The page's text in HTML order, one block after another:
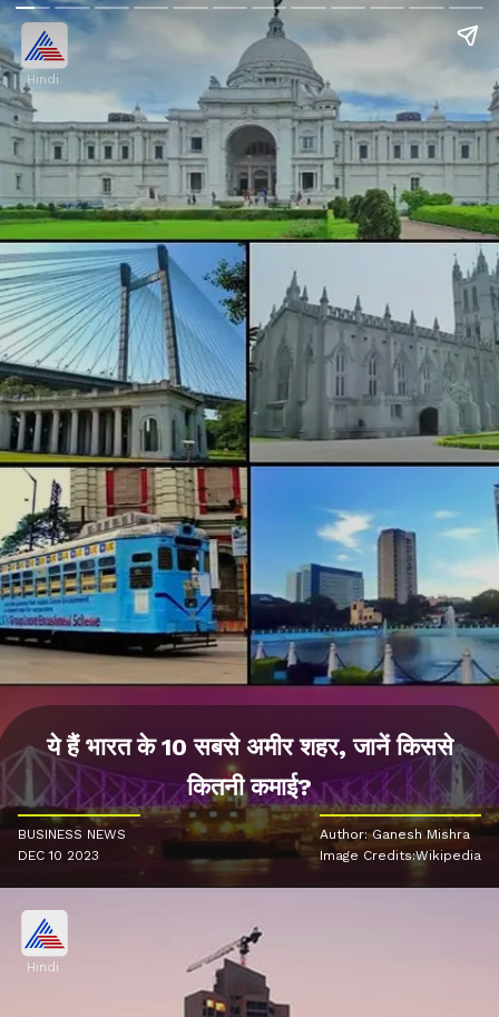
Hindi
ये हैं भारत के 10 सबसे अमीर शहर, जानें किससे
कितनी कमाई?
BUSINESS NEWS
DEC 10 2023
Author: Ganesh Mishra
Image Credits:Wikipedia
Hindi